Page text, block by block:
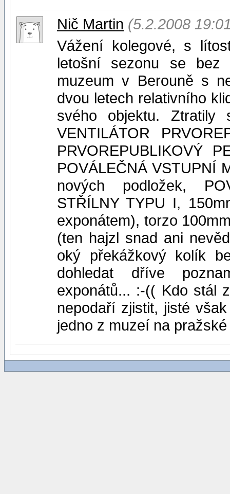
Nič Martin (5.2.2008
Vážení kolegové, s
letošní sezonu se bez
muzeum v Berouně s
dvou letech relativního
svého objektu. Ztratily
VENTILÁTOR
PRVOREPUBLIKOVÝ
POVÁLEČNÁ VSTUPNÍ
nových podložek,
STŘÍLNY TYPU I,
exponátem), torzo
(ten hajzl snad ani
oký překážkový kolík
dohledat dříve
exponátů... :-(( Kdo stál
nepodaří zjistit, jisté
jedno z muzeí na